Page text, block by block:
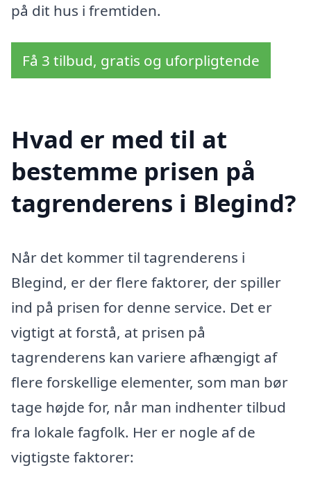
på dit hus i fremtiden.
Få 3 tilbud, gratis og uforpligtende
Hvad er med til at
bestemme prisen på
tagrenderens i Blegind?
Når det kommer til tagrenderens i
Blegind, er der flere faktorer, der spiller
ind på prisen for denne service. Det er
vigtigt at forstå, at prisen på
tagrenderens kan variere afhængigt af
flere forskellige elementer, som man bør
tage højde for, når man indhenter tilbud
fra lokale fagfolk. Her er nogle af de
vigtigste faktorer: